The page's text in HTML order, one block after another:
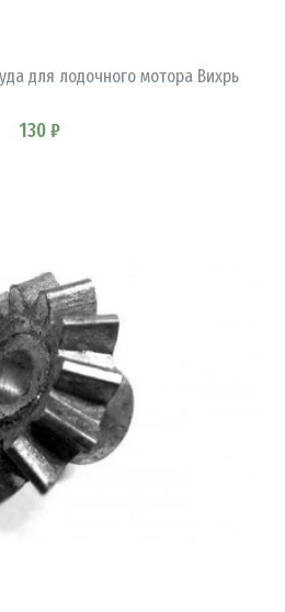
для лодочного мотора Вихрь
130 ₽